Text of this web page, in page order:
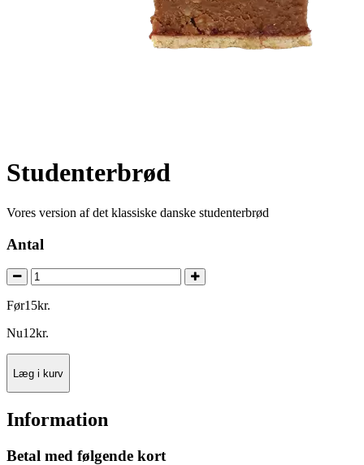
Studenterbrød
Vores version af det klassiske danske studenterbrød
Antal
Før15kr.
Nu12kr.
Læg i kurv
Information
Betal med følgende kort